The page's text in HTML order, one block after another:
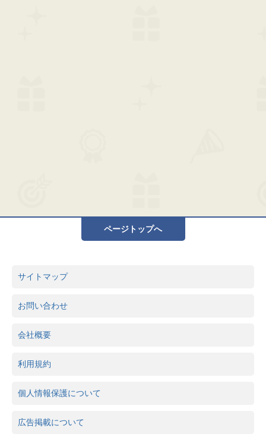
ページトップへ
サイトマップ
お問い合わせ
会社概要
利用規約
個人情報保護について
広告掲載について